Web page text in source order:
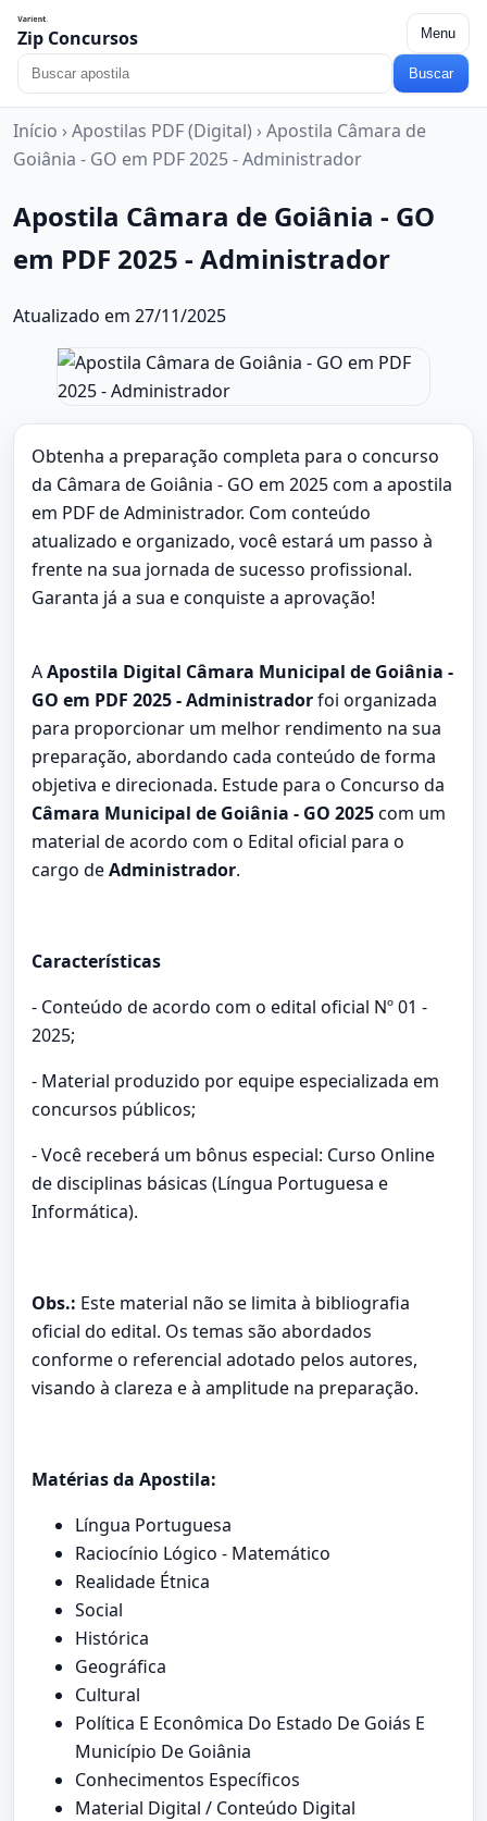
Zip Concursos Menu
Buscar
Início › Apostilas PDF (Digital) › Apostila Câmara de
Goiânia - GO em PDF 2025 - Administrador
Apostila Câmara de Goiânia - GO
em PDF 2025 - Administrador
Atualizado em 27/11/2025
Obtenha a preparação completa para o concurso
da Câmara de Goiânia - GO em 2025 com a apostila
em PDF de Administrador. Com conteúdo
atualizado e organizado, você estará um passo à
frente na sua jornada de sucesso profissional.
Garanta já a sua e conquiste a aprovação!
AApostila Digital Câmara Municipal de Goiânia -
GO em PDF 2025 - Administradorfoi organizada
para proporcionar um melhor rendimento na sua
preparação, abordando cada conteúdo de forma
objetiva e direcionada. Estude para o Concurso da
Câmara Municipal de Goiânia - GO 2025com um
material de acordo com o Edital oficial para o
cargo deAdministrador.
Características
- Conteúdo de acordo com o edital oficial Nº 01 -
2025;
- Material produzido por equipe especializada em
concursos públicos;
- Você receberá um bônus especial: Curso Online
de disciplinas básicas (Língua Portuguesa e
Informática).
Obs.: Este material não se limita à bibliografia
oficial do edital. Os temas são abordados
conforme o referencial adotado pelos autores,
visando à clareza e à amplitude na preparação.
Matérias da Apostila:
Língua Portuguesa
Raciocínio Lógico - Matemático
Realidade Étnica
Social
Histórica
Geográfica
Cultural
Política E Econômica Do Estado De Goiás E
Município De Goiânia
Conhecimentos Específicos
Material Digital / Conteúdo Digital